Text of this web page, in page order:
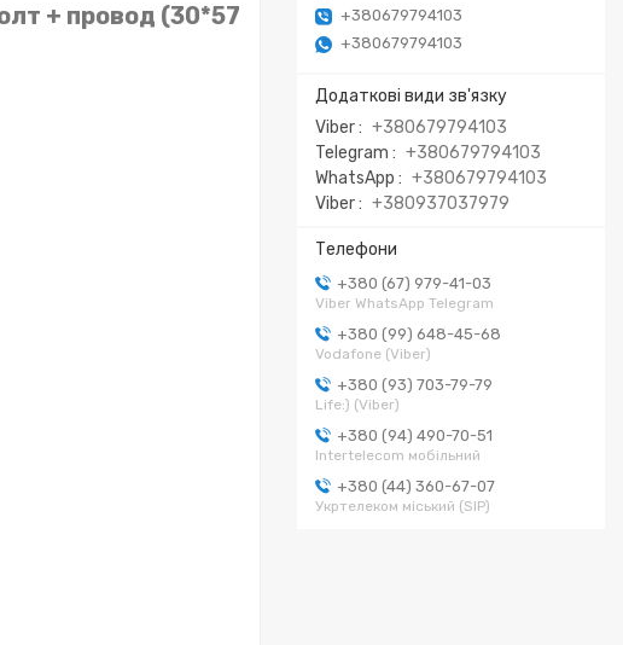
+380679794103
+380679794103
Viber
+380679794103
Telegram
+380679794103
WhatsApp
+380679794103
Viber
+380937037979
+380 (67) 979-41-03
Viber WhatsApp Telegram
+380 (99) 648-45-68
Vodafone (Viber)
+380 (93) 703-79-79
Life:) (Viber)
+380 (94) 490-70-51
Intertelecom мобільний
+380 (44) 360-67-07
Укртелеком міський (SIP)
+ провод (30*57